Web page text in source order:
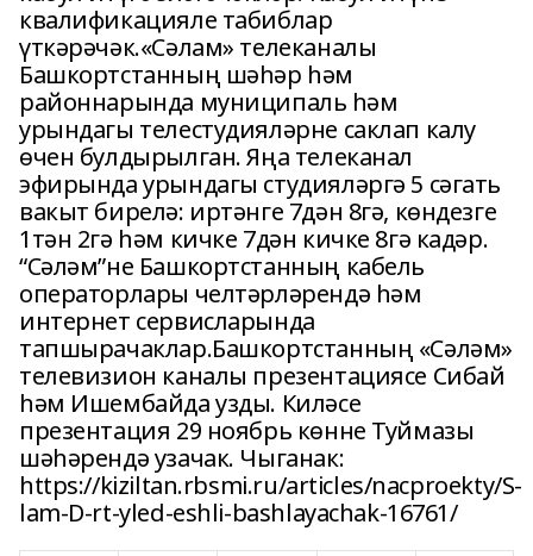
квалификацияле табиблар
үткәрәчәк.«Сәлам» телеканалы
Башкортстанның шәһәр һәм
районнарында муниципаль һәм
урындагы телестудияләрне саклап калу
өчен булдырылган. Яңа телеканал
эфирында урындагы студияләргә 5 сәгать
вакыт бирелә: иртәнге 7дән 8гә, көндезге
1тән 2гә һәм кичке 7дән кичке 8гә кадәр.
“Сәләм”не Башкортстанның кабель
операторлары челтәрләрендә һәм
интернет сервисларында
тапшырачаклар.Башкортстанның «Сәләм»
телевизион каналы презентациясе Сибай
һәм Ишембайда узды. Киләсе
презентация 29 ноябрь көнне Туймазы
шәһәрендә узачак. Чыганак:
https://kiziltan.rbsmi.ru/articles/nacproekty/S-
lam-D-rt-yled-eshli-bashlayachak-16761/